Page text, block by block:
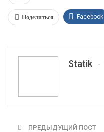
Поделиться Facebook
Statik
ПРЕДЫДУЩИЙ ПОСТ